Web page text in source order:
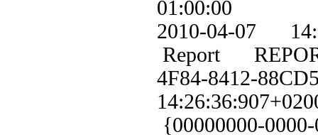
01:00:00
2010-04-07
Report
4F84-8412-
{00000000-